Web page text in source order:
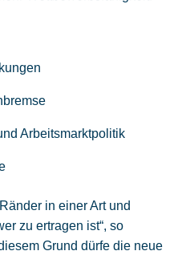
Arbeitsmarktpolitik
in einer Art und
zu ertragen ist“, so
Grund dürfe die neue